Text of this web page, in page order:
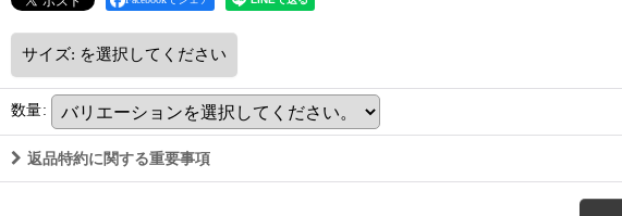
サイズ: を選択してください
数量:
返品特約に関する重要事項